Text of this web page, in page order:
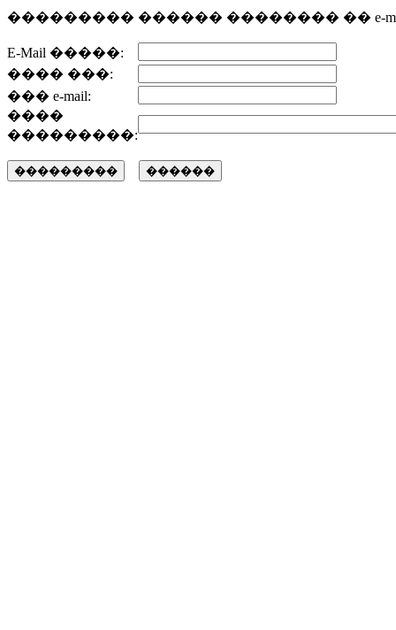
��������� ������ �������� �� e-
E-Mail �����:
���� ���:
��� e-mail:
����
���������: